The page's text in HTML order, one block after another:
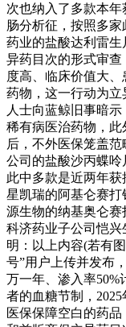
次也纳入了多款本
肠分析征，按照多
药业的盐酸达利雷生
异药目次的形式审
度高、临床价值大
药物，这一行动为
人士向蓝鲸旧事暗
稀有病医治药物，
后，不外医保笼盖
公司的盐酸沙丙蝶呤
此中多款是近两年
星凯瑞的阿基仑赛
源生物的纳基奥仑赛
科济药业子公司恺
明：以上内容(若有
号”用户上传并发布
万一年、渗入率50%
者的血糖节制，
医保保障空白的药